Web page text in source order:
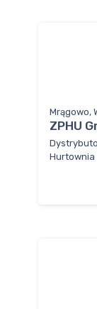
Mrągowo,
ZPHU
Hurtownia